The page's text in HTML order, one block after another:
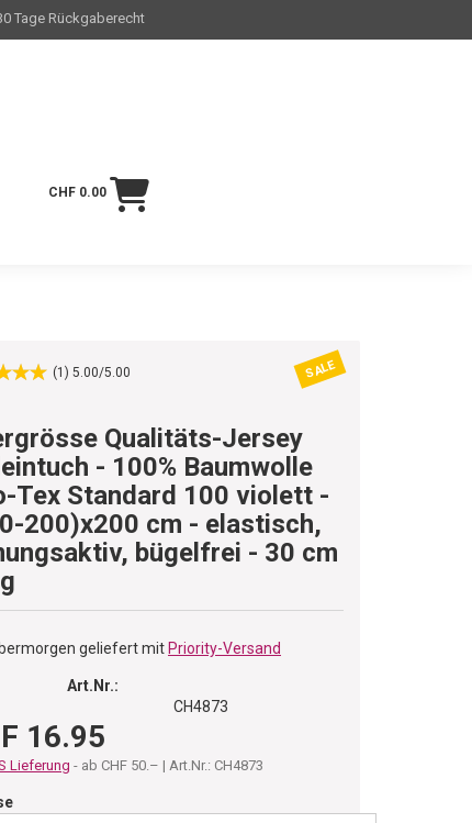
Tage Rückgaberecht
CHF 0.00
SALE
(1) 5.00/5.00
Qualitäts-Jersey
- 100% Baumwolle
Tex Standard 100 violett -
200)x200 cm - elastisch,
bügelfrei - 30 cm
geliefert mit Priority-Versand
Art.Nr.:
CH4873
16.95
Lieferung - ab CHF 50.– | Art.Nr.: CH4873